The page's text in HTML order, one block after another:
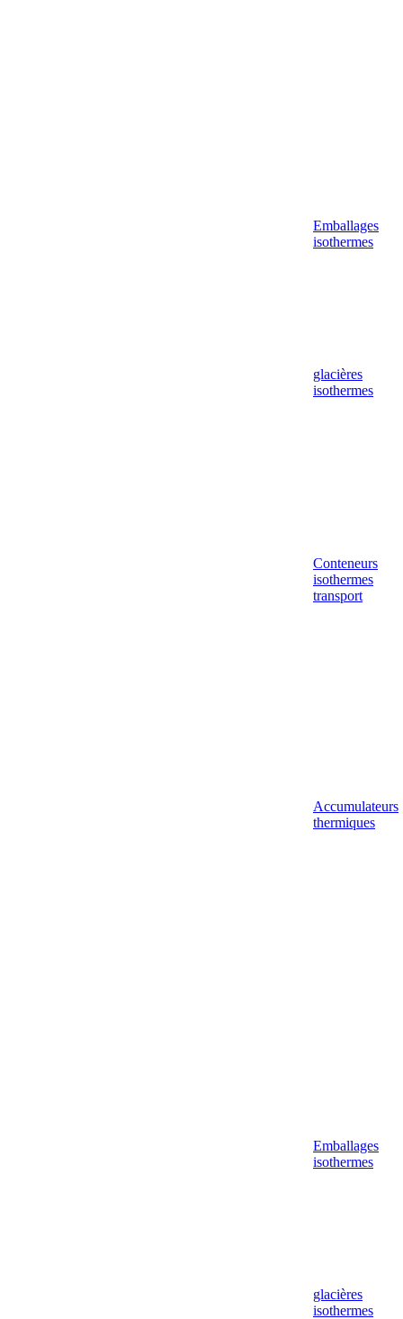
Emballages
isothermes
glacières
isothermes
Conteneurs
isothermes
transport
Accumulateurs
thermiques
Emballages
isothermes
glacières
isothermes